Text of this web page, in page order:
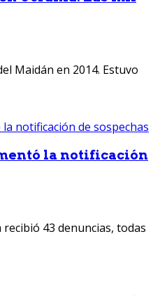
Maidán en 2014. Estuvo
la notificación
recibió 43 denuncias, todas